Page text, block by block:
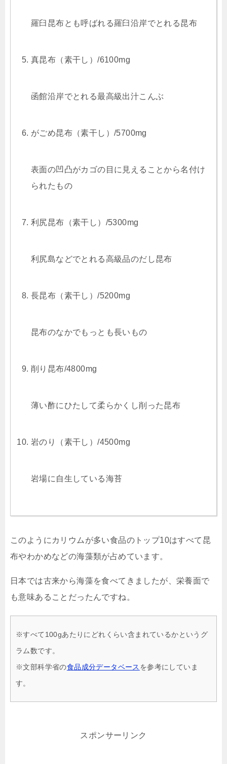
羅臼昆布とも呼ばれる羅臼沿岸でとれる昆布
真昆布（素干し）/6100mg
函館沿岸でとれる最高級出汁こんぶ
がごめ昆布（素干し）/5700mg
表面の凹凸がカゴの目に見えることから名付け
られたもの
利尻昆布（素干し）/5300mg
利尻島などでとれる高級品のだし昆布
長昆布（素干し）/5200mg
昆布のなかでもっとも長いもの
削り昆布/4800mg
薄い酢にひたして柔らかくし削った昆布
岩のり（素干し）/4500mg
岩場に自生している海苔
このようにカリウムが多い食品のトップ10はすべて昆
布やわかめなどの海藻類が占めています。
日本では古来から海藻を食べてきましたが、栄養面で
も意味あることだったんですね。
※すべて100gあたりにどれくらい含まれているかというグ
ラム数です。
※文部科学省の食品成分データベース を参考にしていま
す。
スポンサーリンク